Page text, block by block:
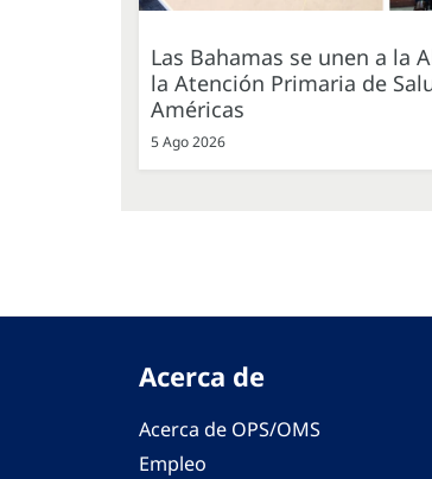
Las Bahamas se unen a la
la Atención Primaria de
Américas
5 Ago 2026
Acerca de
Acerca de OPS/OMS
Empleo